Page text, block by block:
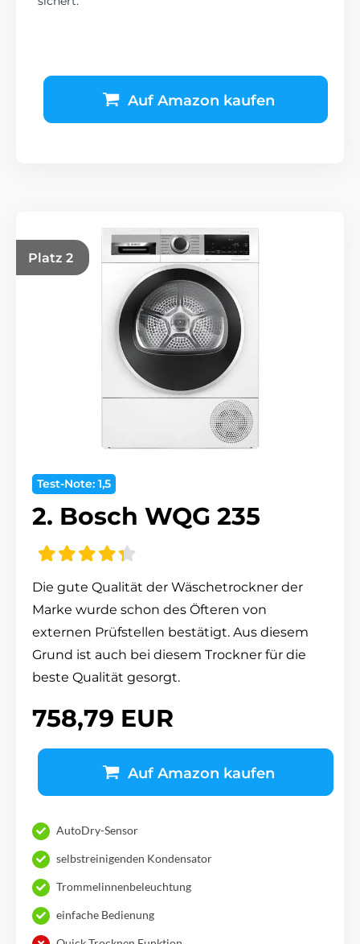
Auf Amazon kaufen
Platz 2
Test-Note: 1,5
2. Bosch WQG 235
Die gute Qualität der Wäschetrockner der
Marke wurde schon des Öfteren von
externen Prüfstellen bestätigt. Aus diesem
Grund ist auch bei diesem Trockner für die
beste Qualität gesorgt.
758,79 EUR
Auf Amazon kaufen
AutoDry-Sensor
selbstreinigenden Kondensator
Trommelinnenbeleuchtung
einfache Bedienung